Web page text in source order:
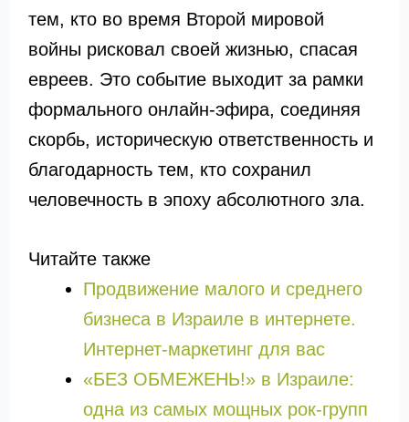
тем, кто во время Второй мировой
войны рисковал своей жизнью, спасая
евреев. Это событие выходит за рамки
формального онлайн-эфира, соединяя
скорбь, историческую ответственность и
благодарность тем, кто сохранил
человечность в эпоху абсолютного зла.
Читайте также
Продвижение малого и среднего
бизнеса в Израиле в интернете.
Интернет-маркетинг для вас
«БЕЗ ОБМЕЖЕНЬ!» в Израиле:
одна из самых мощных рок-групп